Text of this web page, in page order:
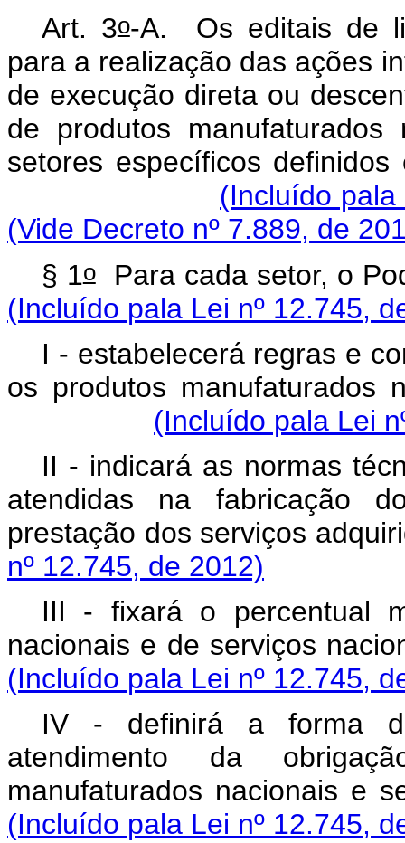
Art. 3o-A. Os editais de
para a realização das ações
de execução direta ou
de produtos
setores específicos
(Incluído pala
(Vide Decreto nº 7.889, de
§ 1oPara cada
(Incluído pala Lei nº 12.745,
I - estabelecerá regras e
os produtos
(Incluído pala Lei
II - indicará as normas
atendidas na fabricação
prestação dos
nº 12.745, de 2012)
III - fixará o percentual
nacionais e de
(Incluído pala Lei nº 12.745,
IV - definirá a forma
atendimento da
manufaturados
(Incluído pala Lei nº 12.745,